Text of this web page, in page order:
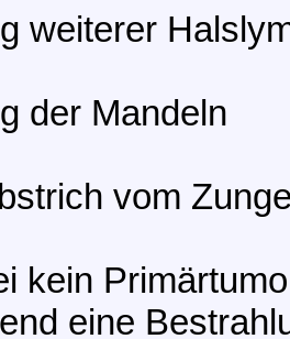
weiterer
der Mandeln
vom
kein
eine